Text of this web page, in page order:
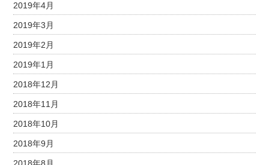
2019年4月
2019年3月
2019年2月
2019年1月
2018年12月
2018年11月
2018年10月
2018年9月